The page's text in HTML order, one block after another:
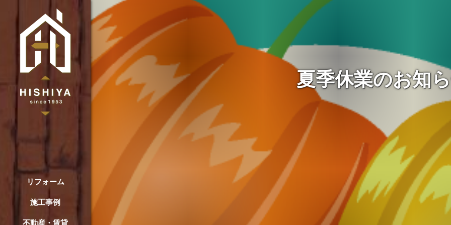
リフォーム
施工事例
不動産・賃貸
夏季休業のお知